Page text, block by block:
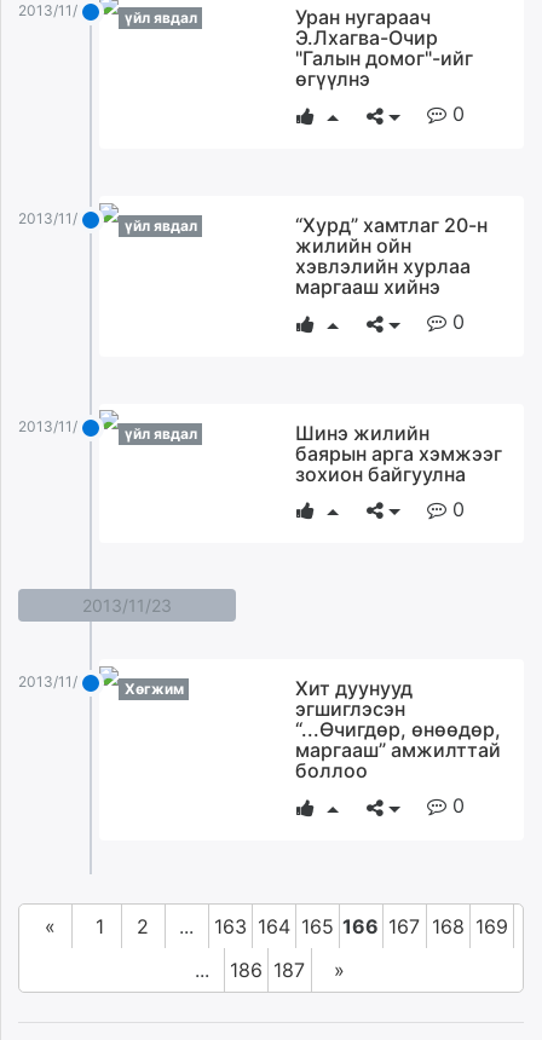
2013/11/24 үйл явдал
Уран нугараач
Э.Лхагва-Очир
"Галын домог"-ийг
өгүүлнэ
0
2013/11/24 үйл явдал
“Хурд” хамтлаг 20-н
жилийн ойн
хэвлэлийн хурлаа
маргааш хийнэ
0
2013/11/24 үйл явдал
Шинэ жилийн
баярын арга хэмжээг
зохион байгуулна
0
2013/11/23
2013/11/23 Хөгжим
Хит дуунууд
эгшиглэсэн
“...Өчигдөр, өнөөдөр,
маргааш” амжилттай
боллоо
0
« 1 2 ... 163 164 165 166 167 168 169
...
186 187 »